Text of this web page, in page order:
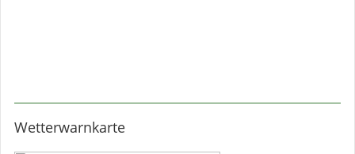
Wetterwarnkarte